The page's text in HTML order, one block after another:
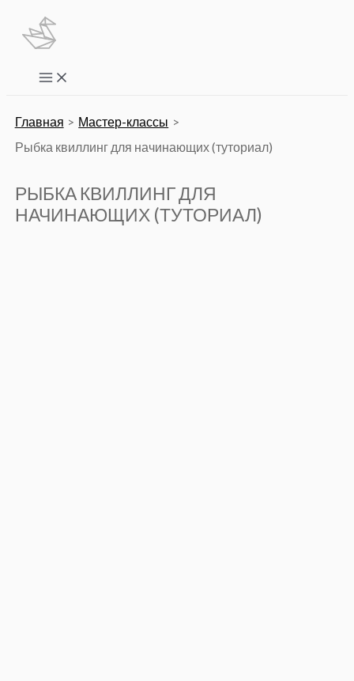
Перейти
содержимому
Main
Menu
Главная
Мастер-классы
Рыбка квиллинг для начинающих (туториал)
РЫБКА КВИЛЛИНГ ДЛЯ
НАЧИНАЮЩИХ (ТУТОРИАЛ)